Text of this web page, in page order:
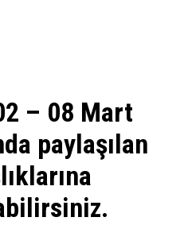
– 08 Mart
paylaşılan